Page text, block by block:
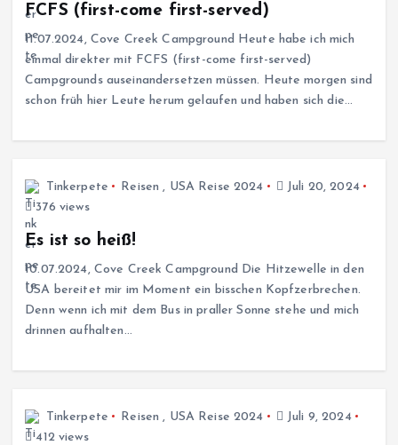
FCFS (first-come first-served)
11.07.2024, Cove Creek Campground Heute habe ich mich
einmal direkter mit FCFS (first-come first-served)
Campgrounds auseinandersetzen müssen. Heute morgen sind
schon früh hier Leute herum gelaufen und haben sich die…
Tinkerpete Reisen , USA Reise 2024
Juli 20, 2024
376 views
Es ist so heiß!
10.07.2024, Cove Creek Campground Die Hitzewelle in den
USA bereitet mir im Moment ein bisschen Kopfzerbrechen.
Denn wenn ich mit dem Bus in praller Sonne stehe und mich
drinnen aufhalten…
Tinkerpete Reisen , USA Reise 2024
Juli 9, 2024
412 views